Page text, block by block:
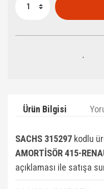
Ürün Bilgisi
SACHS 315297 kodlu
AMORTİSÖR 415-
açıklaması ile satışa